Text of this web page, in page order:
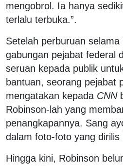
mengobrol. Ia hanya
terlalu terbuka.”.
Setelah perburuan selama
gabungan pejabat federal
seruan kepada publik
bantuan, seorang pejabat
mengatakan kepada CNN
Robinson-lah yang
penangkapannya. Sang
dalam foto-foto yang dirilis
Hingga kini, Robinson